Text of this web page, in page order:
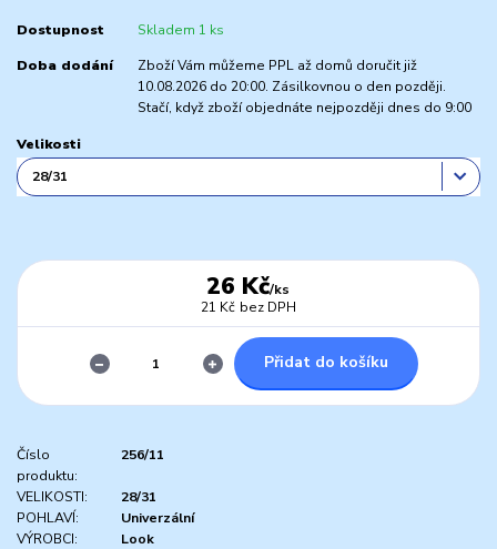
Dostupnost Skladem 1 ks
Doba dodání
Zboží Vám můžeme PPL až domů doručit již
10.08.2026 do 20:00. Zásilkovnou o den později.
Stačí, když zboží objednáte nejpozději dnes do 9:00
Velikosti
26 Kč/ks
21 Kč bez DPH
Přidat do košíku
Číslo
produktu:
256/11
VELIKOSTI:
28/31
POHLAVÍ:
Univerzální
VÝROBCI:
Look